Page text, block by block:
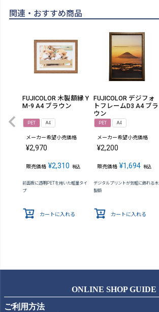
関連・おすすめ商品
FUJICOLOR 木製額縁 Y
M-9 A4 ブラウン
PET A4
メーカー希望小売価格
¥2,970
販売価格 ¥2,310 税込
前面板に透明PETを用いた軽量タイ
プ
カートに入れる
FUJICOLOR デジフォ
トフレームD3 A4 ブラ
ウン
PET A4
メーカー希望小売価格
¥2,200
販売価格 ¥1,694 税込
デジタルプリントが気軽に飾れる木
製額
カートに入れる
ONLINE SHOP GUIDE
ご利用方法